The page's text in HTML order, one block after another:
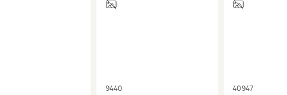
9440 40947